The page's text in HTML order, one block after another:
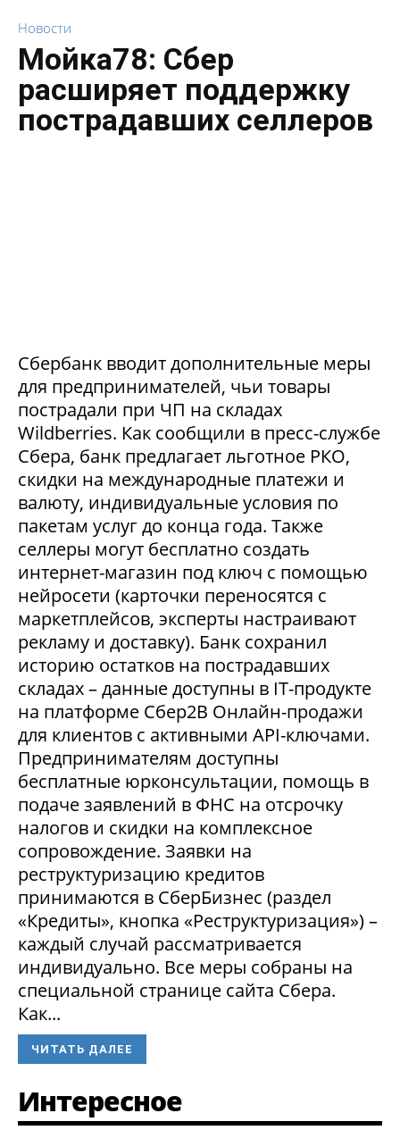
Новости
Мойка78: Сбер
расширяет поддержку
пострадавших селлеров
Сбербанк вводит дополнительные меры
для предпринимателей, чьи товары
пострадали при ЧП на складах
Wildberries. Как сообщили в пресс-службе
Сбера, банк предлагает льготное РКО,
скидки на международные платежи и
валюту, индивидуальные условия по
пакетам услуг до конца года. Также
селлеры могут бесплатно создать
интернет-магазин под ключ с помощью
нейросети (карточки переносятся с
маркетплейсов, эксперты настраивают
рекламу и доставку). Банк сохранил
историю остатков на пострадавших
складах – данные доступны в IT-продукте
на платформе Сбер2В Онлайн-продажи
для клиентов с активными API-ключами.
Предпринимателям доступны
бесплатные юрконсультации, помощь в
подаче заявлений в ФНС на отсрочку
налогов и скидки на комплексное
сопровождение. Заявки на
реструктуризацию кредитов
принимаются в СберБизнес (раздел
«Кредиты», кнопка «Реструктуризация») –
каждый случай рассматривается
индивидуально. Все меры собраны на
специальной странице сайта Сбера.
Как...
ЧИТАТЬ ДАЛЕЕ
Интересное